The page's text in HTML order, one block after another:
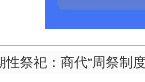
性祭祀：商代“周祭制